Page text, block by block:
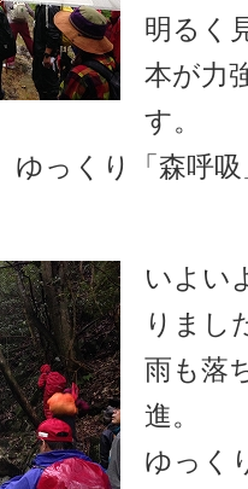
明るく
本が力
す。
ゆっくり「森呼
いよい
りまし
雨も落
進。
ゆっく